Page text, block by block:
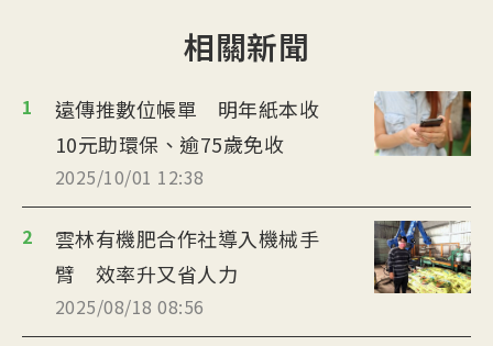
相關新聞
1
遠傳推數位帳單 明年紙本收
10元助環保、逾75歲免收
2025/10/01 12:38
2
雲林有機肥合作社導入機械手
臂 效率升又省人力
2025/08/18 08:56